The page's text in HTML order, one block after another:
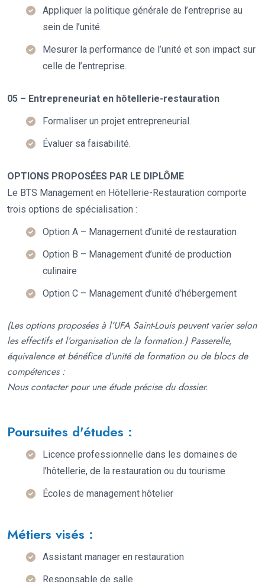
Appliquer la politique générale de l’entreprise au
sein de l’unité.
Mesurer la performance de l’unité et son impact sur
celle de l’entreprise.
05 – Entrepreneuriat en hôtellerie-restauration
Formaliser un projet entrepreneurial.
Évaluer sa faisabilité.
OPTIONS PROPOSÉES PAR LE DIPLÔME
Le BTS Management en Hôtellerie-Restauration comporte
trois options de spécialisation :
Option A – Management d’unité de restauration
Option B – Management d’unité de production
culinaire
Option C – Management d’unité d’hébergement
(Les options proposées à l’UFA Saint-Louis peuvent varier selon
les effectifs et l’organisation de la formation.) Passerelle,
équivalence et bénéfice d’unité de formation ou de blocs de
compétences :
Nous contacter pour une étude précise du dossier.
Poursuites d'études :
Licence professionnelle dans les domaines de
l’hôtellerie, de la restauration ou du tourisme
Écoles de management hôtelier
Métiers visés :
Assistant manager en restauration
Responsable de salle